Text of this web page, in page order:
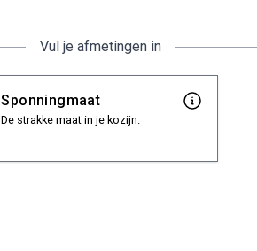
Vul je afmetingen in
Sponningmaat
De strakke maat in je kozijn.